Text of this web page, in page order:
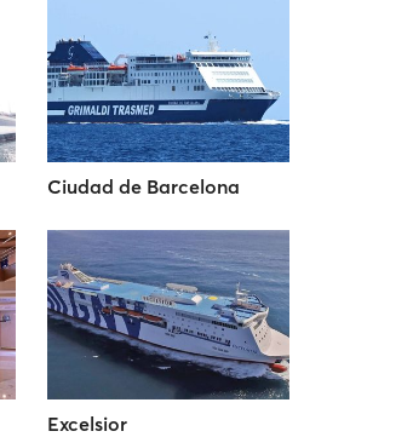
Ciudad de Barcelona
Excelsior